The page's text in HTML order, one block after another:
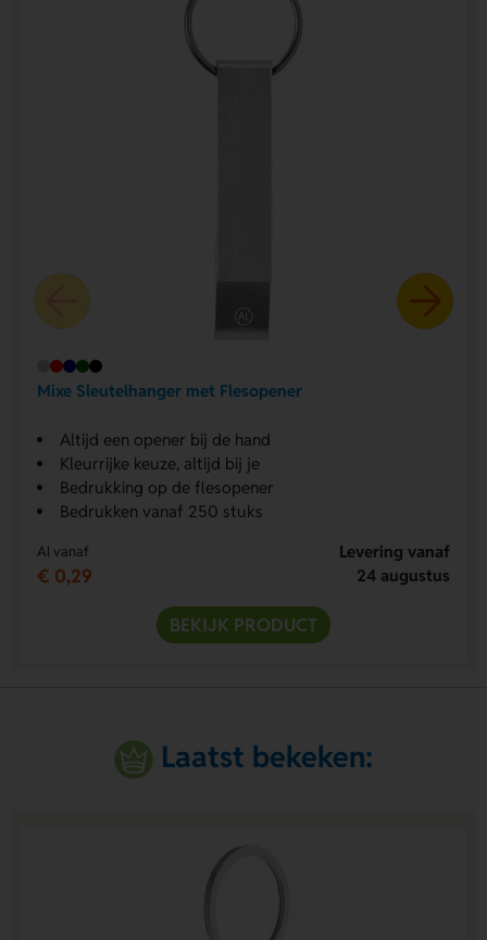
Mixe Sleutelhanger met Flesopener
Altijd een opener bij de hand
Kleurrijke keuze, altijd bij je
Bedrukking op de flesopener
Bedrukken vanaf 250 stuks
Al vanaf
€ 0,29
Levering vanaf
24 augustus
BEKIJK PRODUCT
Laatst bekeken: